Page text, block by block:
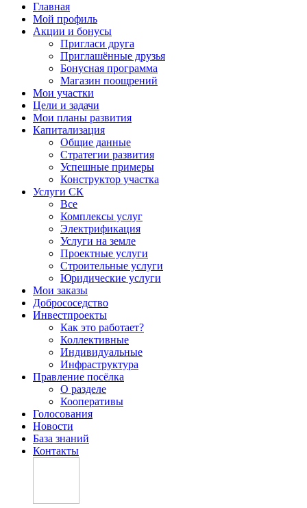
Главная
Мой профиль
Акции и бонусы
Пригласи друга
Приглашённые друзья
Бонусная программа
Магазин поощрений
Мои участки
Цели и задачи
Мои планы развития
Капитализация
Общие данные
Стратегии развития
Успешные примеры
Конструктор участка
Услуги СК
Все
Комплексы услуг
Электрификация
Услуги на земле
Проектные услуги
Строительные услуги
Юридические услуги
Мои заказы
Добрососедство
Инвестпроекты
Как это работает?
Коллективные
Индивидуальные
Инфраструктура
Правление посёлка
О разделе
Кооперативы
Голосования
Новости
База знаний
Контакты